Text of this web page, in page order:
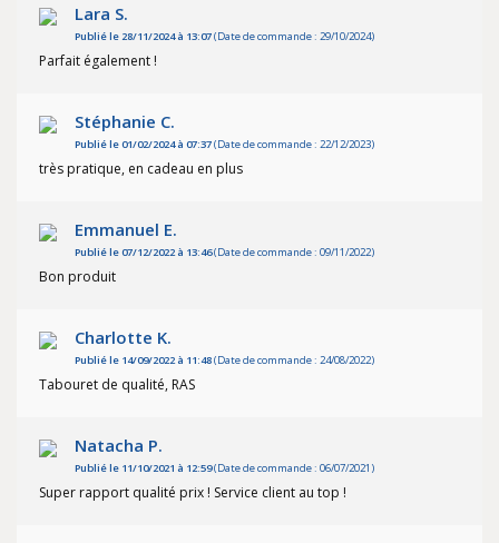
Lara S.
Publié le 28/11/2024 à 13:07(Date de commande : 29/10/2024)
Parfait également !
Stéphanie C.
Publié le 01/02/2024 à 07:37(Date de commande : 22/12/2023)
très pratique, en cadeau en plus
Emmanuel E.
Publié le 07/12/2022 à 13:46(Date de commande : 09/11/2022)
Bon produit
Charlotte K.
Publié le 14/09/2022 à 11:48(Date de commande : 24/08/2022)
Tabouret de qualité, RAS
Natacha P.
Publié le 11/10/2021 à 12:59(Date de commande : 06/07/2021)
Super rapport qualité prix ! Service client au top !